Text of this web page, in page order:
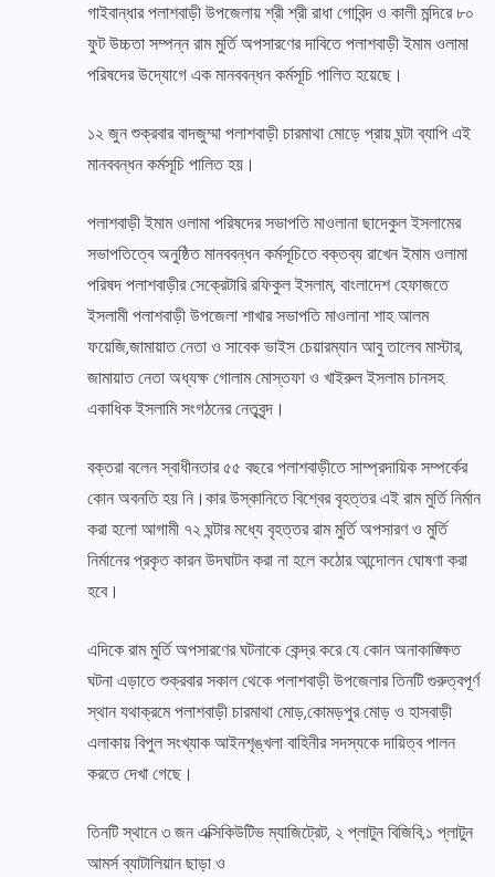
গাইবান্ধার পলাশবাড়ী উপজেলায় শ্রী শ্রী রাধা গোবিন্দ ও কালী মন্দিরে ৮০
ফুট উচ্চতা সম্পন্ন রাম মুর্তি অপসারণের দাবিতে পলাশবাড়ী ইমাম ওলামা
পরিষদের উদ্যোগে এক মানববন্ধন কর্মসূচি পালিত হয়েছে।
১২ জুন শুক্রবার বাদজুম্মা পলাশবাড়ী চারমাথা মোড়ে প্রায় ঘন্টা ব্যাপি এই
মানববন্ধন কর্মসূচি পালিত হয়।
পলাশবাড়ী ইমাম ওলামা পরিষদের সভাপতি মাওলানা ছাদেকুল ইসলামের
সভাপতিত্বে অনুষ্ঠিত মানববন্ধন কর্মসূচিতে বক্তব্য রাখেন ইমাম ওলামা
পরিষদ পলাশবাড়ীর সেক্রেটারি রফিকুল ইসলাম, বাংলাদেশ হেফাজতে
ইসলামী পলাশবাড়ী উপজেলা শাখার সভাপতি মাওলানা শাহ আলম
ফয়েজি,জামায়াত নেতা ও সাবেক ভাইস চেয়ারম্যান আবু তালেব মাস্টার,
জামায়াত নেতা অধ্যক্ষ গোলাম মোস্তফা ও খাইরুল ইসলাম চানসহ
একাধিক ইসলামি সংগঠনের নেতৃবৃন্দ।
বক্তরা বলেন স্বাধীনতার ৫৫ বছরে পলাশবাড়ীতে সাম্প্রদায়িক সম্পর্কের
কোন অবনতি হয় নি।কার উস্কানিতে বিশ্বের বৃহত্তর এই রাম মুর্তি নির্মান
করা হলো আগামী ৭২ ঘন্টার মধ্যে বৃহত্তর রাম মুর্তি অপসারণ ও মুর্তি
নির্মানের প্রকৃত কারন উদঘাটন করা না হলে কঠোর আন্দোলন ঘোষণা করা
হবে।
এদিকে রাম মুর্তি অপসারণের ঘটনাকে কেন্দ্র করে যে কোন অনাকাঙ্ক্ষিত
ঘটনা এড়াতে শুক্রবার সকাল থেকে পলাশবাড়ী উপজেলার তিনটি গুরুত্বপূর্ণ
স্থান যথাক্রমে পলাশবাড়ী চারমাথা মোড়,কোমড়পুর মোড় ও হাসবাড়ী
এলাকায় বিপুল সংখ্যাক আইনশৃঙ্খলা বাহিনীর সদস্যকে দায়িত্ব পালন
করতে দেখা গেছে।
তিনটি স্থানে ৩ জন এক্সিকিউটিভ ম্যাজিট্রেট, ২ প্লাটুন বিজিবি,১ প্লাটুন
আমর্স ব্যাটালিয়ান ছাড়া ও